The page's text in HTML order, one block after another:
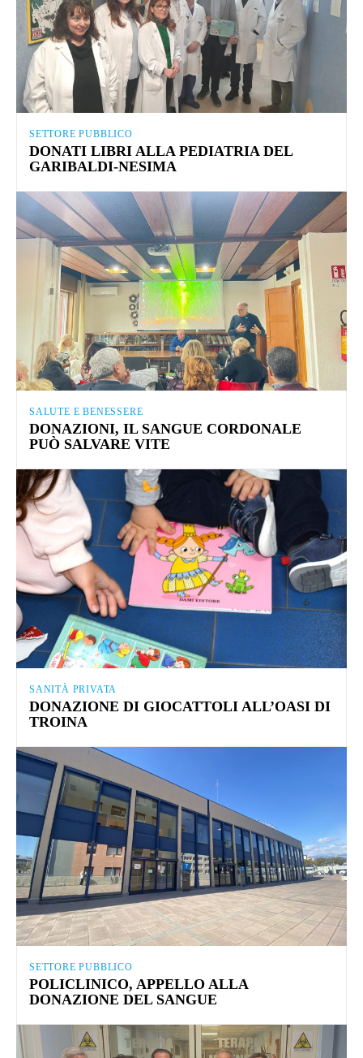
SETTORE PUBBLICO
DONATI LIBRI ALLA PEDIATRIA DEL
GARIBALDI-NESIMA
SALUTE E BENESSERE
DONAZIONI, IL SANGUE CORDONALE
PUÒ SALVARE VITE
SANITÀ PRIVATA
DONAZIONE DI GIOCATTOLI ALL’OASI DI
TROINA
SETTORE PUBBLICO
POLICLINICO, APPELLO ALLA
DONAZIONE DEL SANGUE